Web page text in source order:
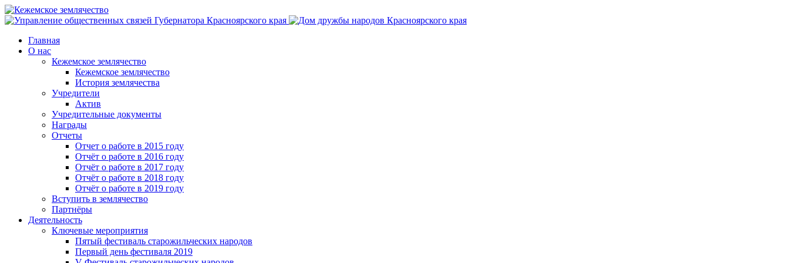
Главная
О нас
Кежемское землячество
Кежемское землячество
История землячества
Учредители
Актив
Учредительные документы
Награды
Отчеты
Отчет о работе в 2015 году
Отчёт о работе в 2016 году
Отчёт о работе в 2017 году
Отчёт о работе в 2018 году
Отчёт о работе в 2019 году
Вступить в землячество
Партнёры
Деятельность
Ключевые мероприятия
Пятый фестиваль старожильческих народов
Первый день фестиваля 2019